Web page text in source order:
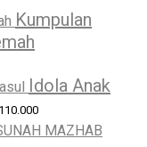
Kumpulan
Idola Anak
110.000